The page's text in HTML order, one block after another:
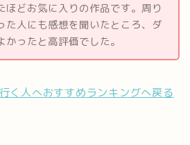
ほどお気に入りの作品です。周り
た人にも感想を聞いたところ、ダ
かったと高評価でした。
く人へおすすめランキングへ戻る